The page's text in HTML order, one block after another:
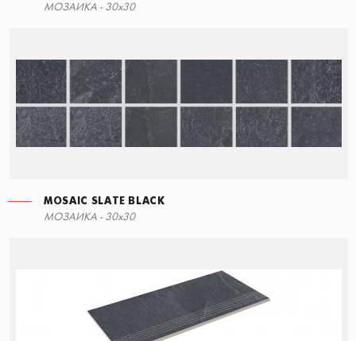
МОЗАИКА - 30x30
MOSAIC SLATE BLACK
МОЗАИКА - 30x30